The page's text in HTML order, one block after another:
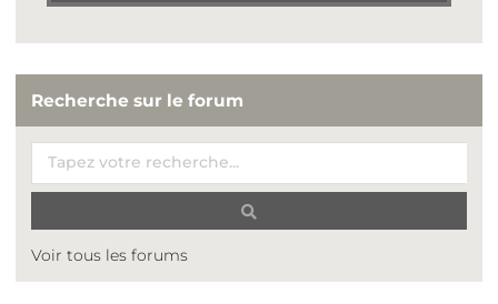
Recherche sur le forum
Voir tous les forums